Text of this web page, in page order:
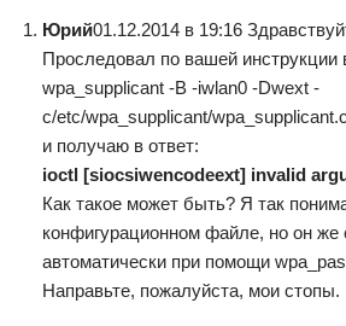
Юрий01.12.2014 в 19:16
Проследовал по вашей инструкции
wpa_supplicant -B -iwlan0 -Dwext -
c/etc/wpa_supplicant/
и получаю в ответ:
ioctl [siocsiwencodeext] invalid
Как такое может быть? Я так
конфигурационном файле, но он же
автоматически при помощи
Направьте, пожалуйста, мои стопы.